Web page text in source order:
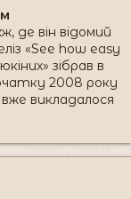
де він відомий
«See how easy
зібрав в
2008 року
викладалося